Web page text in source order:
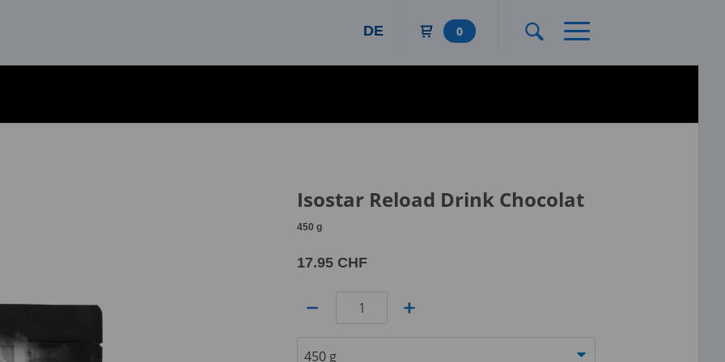
DE 0
Isostar Reload Drink Chocolat
450 g
17.95 CHF